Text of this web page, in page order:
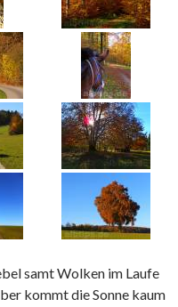
samt Wolken im Laufe
kommt die Sonne kaum